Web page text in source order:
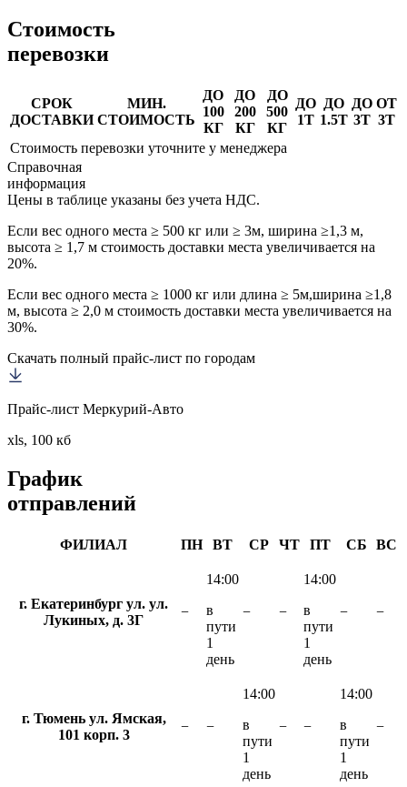
Стоимость
перевозки
СРОК
ДОСТАВКИ
МИН.
СТОИМОСТЬ
ДО
100
КГ
ДО
200
КГ
ДО
500
КГ
ДО
1Т
ДО
1.5Т
ДО
3Т
ОТ
3Т
Стоимость перевозки уточните у менеджера
Справочная
информация
Цены в таблице указаны без учета НДС.
Если вес одного места ≥ 500 кг или ≥ 3м, ширина ≥1,3 м,
высота ≥ 1,7 м стоимость доставки места увеличивается на
20%.
Если вес одного места ≥ 1000 кг или длина ≥ 5м,ширина ≥1,8
м, высота ≥ 2,0 м стоимость доставки места увеличивается на
30%.
Скачать полный прайс-лист по городам
Прайс-лист Меркурий-Авто
xls, 100 кб
График
отправлений
ФИЛИАЛ ПН ВТ СР ЧТ ПТ СБ ВС
г. Екатеринбург ул. ул.
Лукиных, д. 3Г
−
14:00
в
пути
1
день
− −
14:00
в
пути
1
день
− −
г. Тюмень ул. Ямская,
101 корп. 3
− −
14:00
в
пути
1
день
− −
14:00
в
пути
1
день
−